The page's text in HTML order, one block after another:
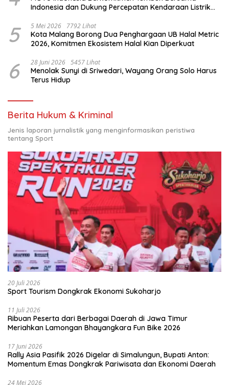
Indonesia dan Dukung Percepatan Kendaraan Listrik
5 5 Mei 2026 7792 Lihat
Kota Malang Borong Dua Penghargaan UB Halal Metric
2026, Komitmen Ekosistem Halal Kian Diperkuat
6 28 Juni 2026 5457 Lihat
Menolak Sunyi di Sriwedari, Wayang Orang Solo Harus
Terus Hidup
Berita Hukum & Kriminal
Jenis laporan jurnalistik yang menginformasikan peristiwa
tentang Sport
20 Juli 2026
Sport Tourism Dongkrak Ekonomi Sukoharjo
11 Juli 2026
Ribuan Peserta dari Berbagai Daerah di Jawa Timur
Meriahkan Lamongan Bhayangkara Fun Bike 2026
17 Juni 2026
Rally Asia Pasifik 2026 Digelar di Simalungun, Bupati Anton:
Momentum Emas Dongkrak Pariwisata dan Ekonomi Daerah
24 Mei 2026